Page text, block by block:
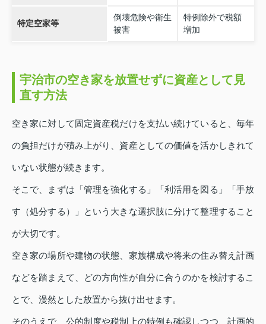
特定空家等
倒壊危険や衛生
被害
特例除外で税額
増加
宇治市の空き家を放置せずに資産として見
直す方法
空き家に対して固定資産税だけを支払い続けていると、毎年
の負担だけが積み上がり、資産としての価値を活かしきれて
いない状態が続きます。
そこで、まずは「管理を強化する」「利活用を図る」「手放
す（処分する）」という大きな選択肢に分けて整理すること
が大切です。
空き家の場所や建物の状態、家族構成や将来の住み替え計画
などを踏まえて、どの方向性が自分に合うのかを検討するこ
とで、漫然とした放置から抜け出せます。
そのうえで、公的制度や税制上の特例も確認しつつ、計画的